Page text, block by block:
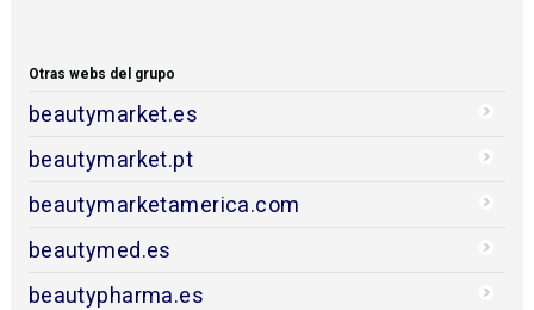
Otras webs del grupo
beautymarket.es
beautymarket.pt
beautymarketamerica.com
beautymed.es
beautypharma.es